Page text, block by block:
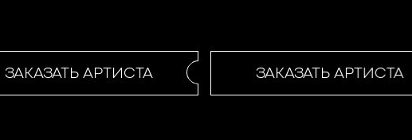
ЗАКАЗАТЬ АРТИСТА ЗАКАЗАТЬ АРТИСТА